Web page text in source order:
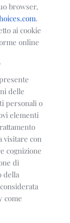
browser,
.
ai cookie
online
delle
personali o
elementi
visitare con
cognizione
di
della
come